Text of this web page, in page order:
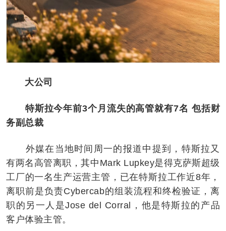
大公司
特斯拉今年前3个月流失的高管就有7名 包括财
务副总裁
外媒在当地时间周一的报道中提到，特斯拉又
有两名高管离职，其中Mark Lupkey是得克萨斯超级
工厂的一名生产运营主管，已在特斯拉工作近8年，
离职前是负责Cybercab的组装流程和终检验证，离
职的另一人是Jose del Corral，他是特斯拉的产品
客户体验主管。